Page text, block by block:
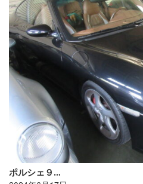
ポルシェ９…